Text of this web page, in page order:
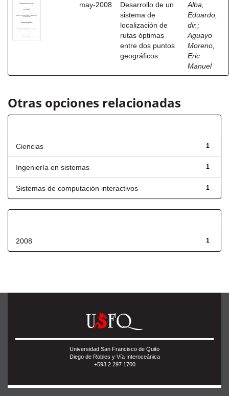
may-2008
Desarrollo de un
sistema de
localización de
rutas óptimas
entre dos puntos
geográficos
Alba,
Eduardo,
dir. ;
Aguayo
Moreno,
Eric
Manuel
Otras opciones relacionadas
1
Ciencias
1
Ingeniería en sistemas
1
Sistemas de computación interactivos
1
2008
Universidad San Francisco de Quito
Diego de Robles y Vía Interoceánica
+593 2 297 1700